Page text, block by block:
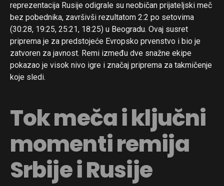
reprezentacija Rusije odigrale su neobičan prijateljski meč
bez pobednika, završivši rezultatom 2:2 po setovima
(30:28, 19:25, 25:21, 18:25) u Beogradu. Ovaj susret
priprema je za predstojeće Evropsko prvenstvo i bio je
zatvoren za javnost. Remi između dve snažne ekipe
pokazao je visok nivo igre i značaj priprema za takmičenje
koje sledi.
Tok meča i ključni
momenti remija
Srbije i Rusije